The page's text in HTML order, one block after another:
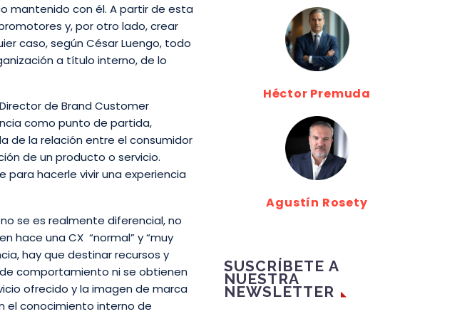
mantenido con él. A partir de esta
y, por otro lado, crear
caso, según César Luengo, todo
a título interno, de lo
de Brand Customer
como punto de partida,
de la relación entre el consumidor
de un producto o servicio.
hacerle vivir una experiencia
se es realmente diferencial, no
hace una CX “normal” y “muy
hay que destinar recursos y
comportamiento ni se obtienen
ofrecido y la imagen de marca
el conocimiento interno de
Héctor Premuda
Agustín Rosety
SUSCRÍBETE A
NUESTRA
NEWSLETTER